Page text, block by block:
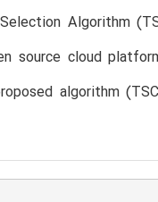
Algorithm
source cloud
algorithm